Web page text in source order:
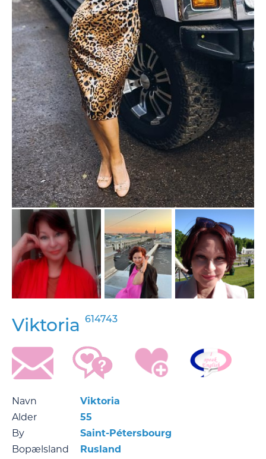
Viktoria 614743
Navn
Viktoria
Alder
55
By
Saint-Pétersbourg
Bopælsland
Rusland